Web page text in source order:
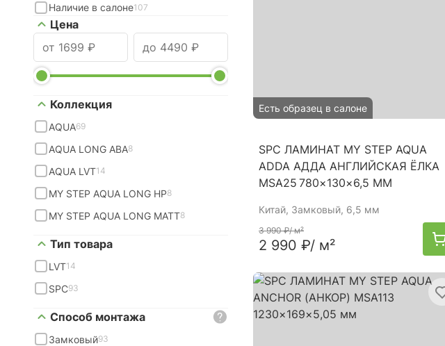
Наличие в салоне107
Цена
Коллекция
AQUA69
AQUA LONG ABA8
AQUA LVT14
MY STEP AQUA LONG HP8
MY STEP AQUA LONG MATT8
Тип товара
LVT14
SPC93
Способ монтажа
Замковый93
Есть образец в салоне
SPC ЛАМИНАТ MY STEP AQUA
ADDA АДДА АНГЛИЙСКАЯ ЁЛКА
MSA25 780×130×6,5 ММ
Китай, Замковый, 6,5 мм
3 990 ₽/ м²
2 990 ₽/ м²